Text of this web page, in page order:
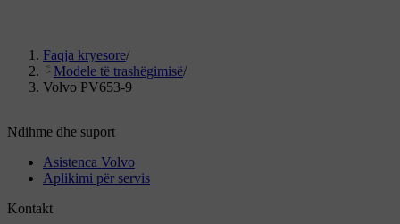
Faqja kryesore/
Modele të trashëgimisë/
Volvo PV653-9